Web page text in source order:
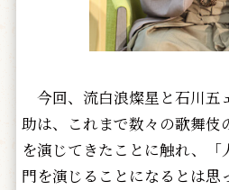
今回、流白浪燦星と石川五
助は、これまで数々の歌舞伎
を演じてきたことに触れ、
門を演じることになるとは思